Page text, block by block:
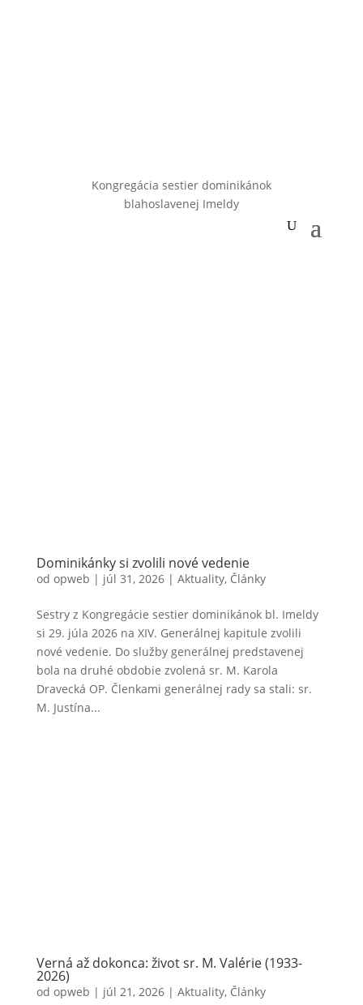
Kongregácia sestier dominikánok
blahoslavenej Imeldy
Dominikánky si zvolili nové vedenie
od opweb | júl 31, 2026| Aktuality, Články
Sestry z Kongregácie sestier dominikánok bl. Imeldy
si 29. júla 2026 na XIV. Generálnej kapitule zvolili
nové vedenie. Do služby generálnej predstavenej
bola na druhé obdobie zvolená sr. M. Karola
Dravecká OP. Členkami generálnej rady sa stali: sr.
M. Justína...
Verná až dokonca: život sr. M. Valérie (1933-
2026)
od opweb | júl 21, 2026| Aktuality, Články